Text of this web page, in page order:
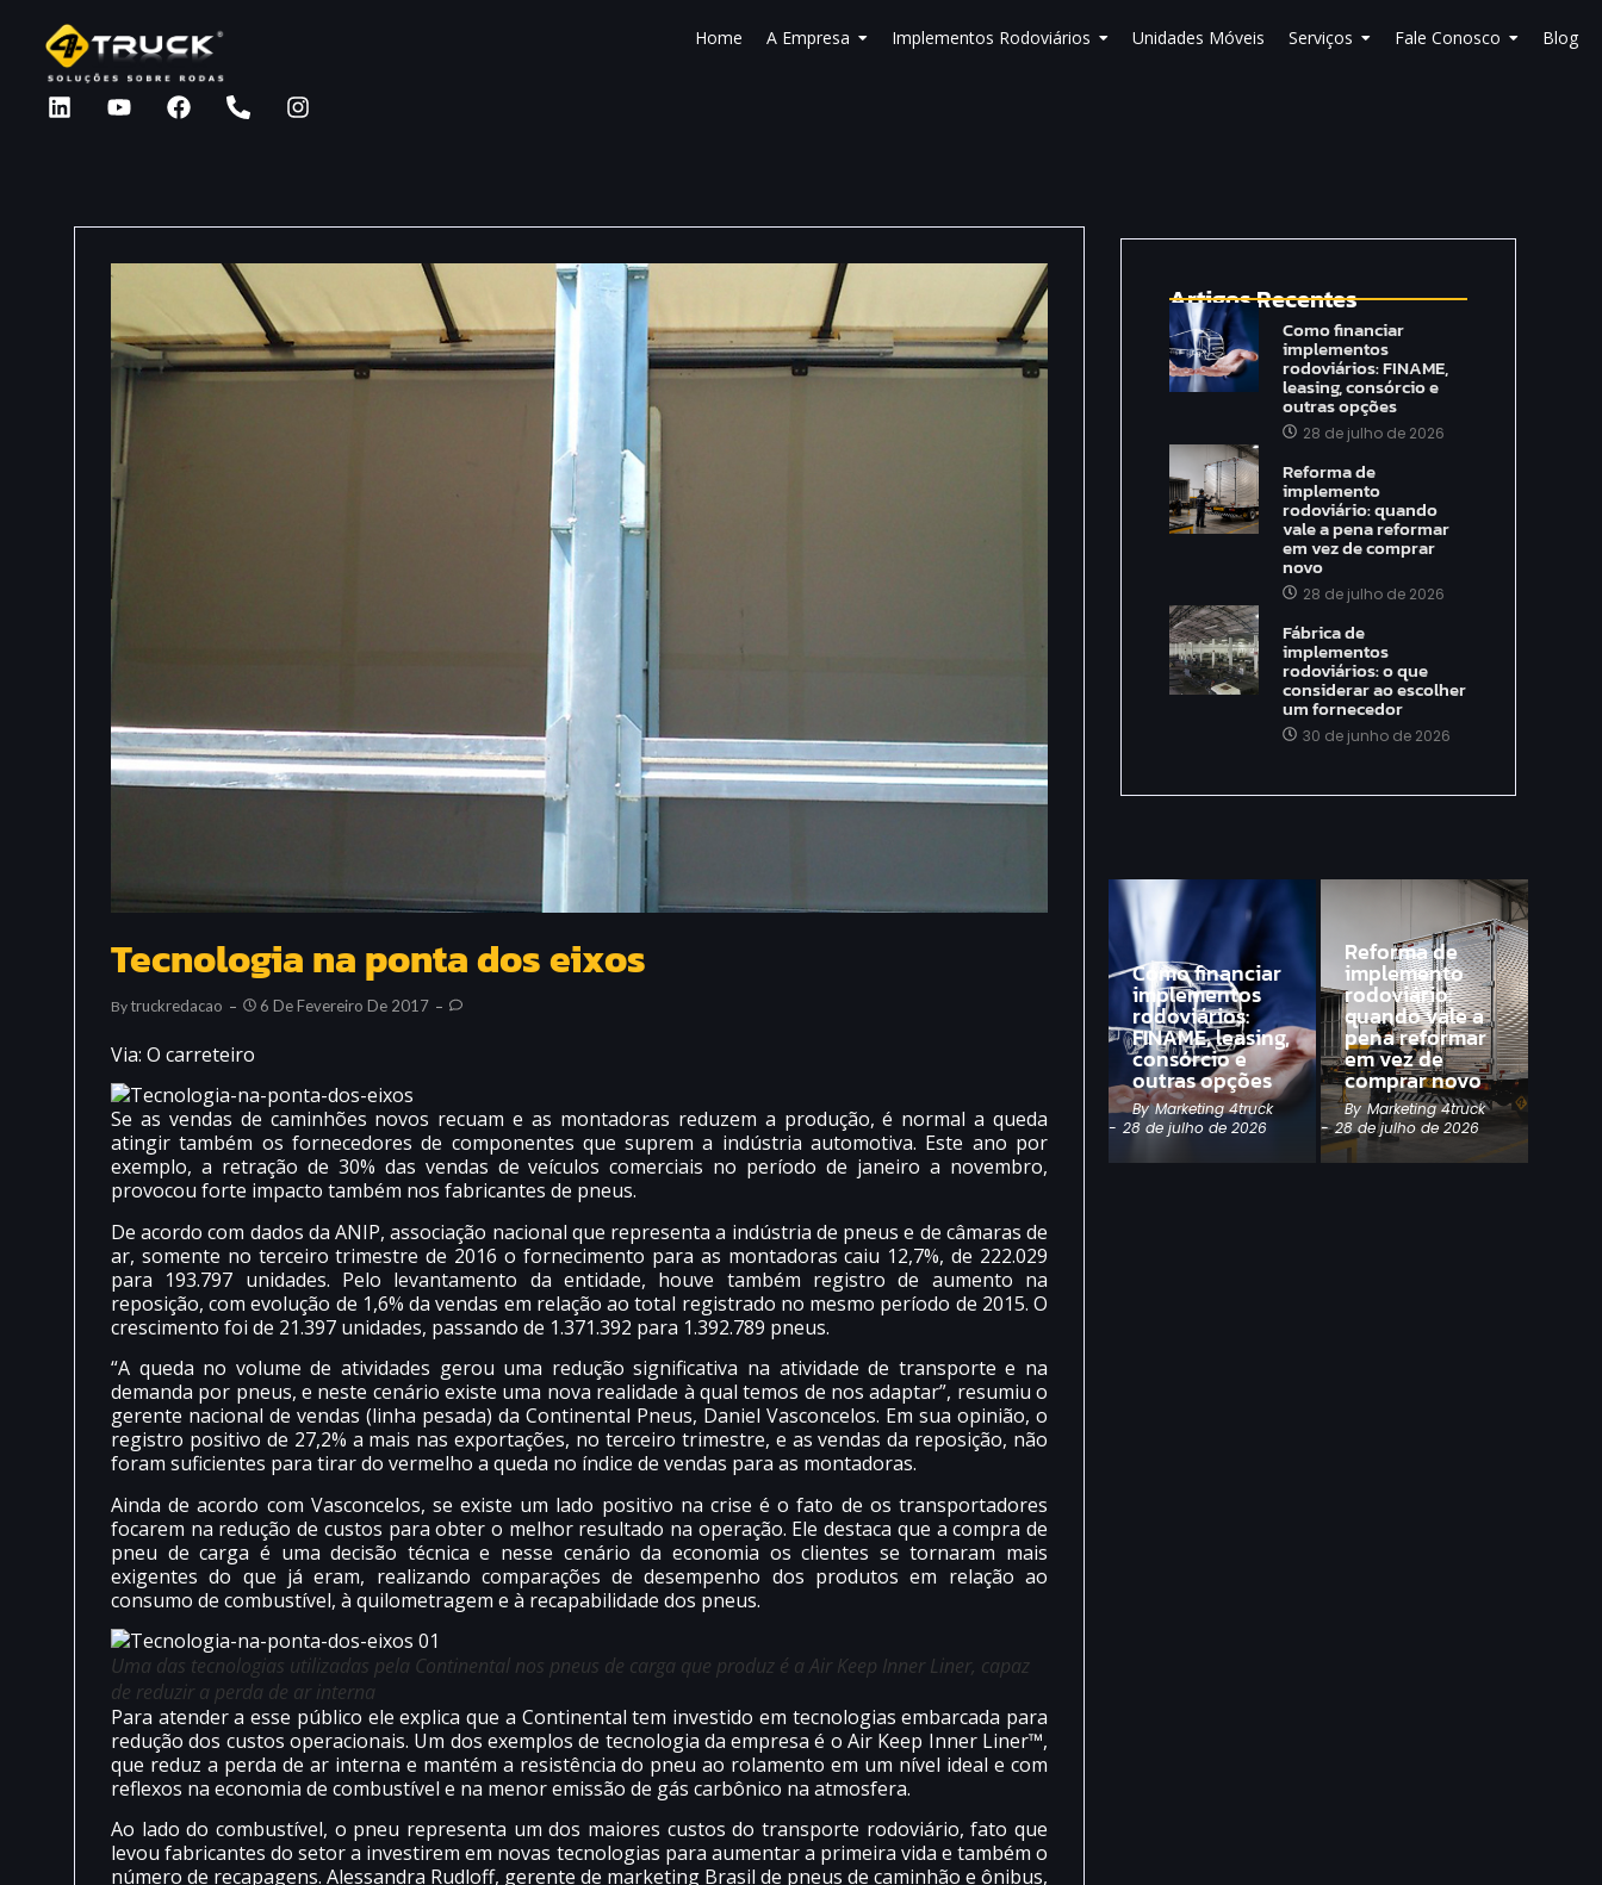
Home A Empresa Implementos Rodoviários Unidades Móveis Serviços Fale Conosco Blog
Tecnologia na ponta dos eixos
ByTruckredacao 6 De Fevereiro De 2017
Via: O carreteiro
Se as vendas de caminhões novos recuam e as montadoras reduzem a produção, é normal a queda
atingir também os fornecedores de componentes que suprem a indústria automotiva. Este ano por
exemplo, a retração de 30% das vendas de veículos comerciais no período de janeiro a novembro,
provocou forte impacto também nos fabricantes de pneus.
De acordo com dados da ANIP, associação nacional que representa a indústria de pneus e de câmaras de
ar, somente no terceiro trimestre de 2016 o fornecimento para as montadoras caiu 12,7%, de 222.029
para 193.797 unidades. Pelo levantamento da entidade, houve também registro de aumento na
reposição, com evolução de 1,6% da vendas em relação ao total registrado no mesmo período de 2015. O
crescimento foi de 21.397 unidades, passando de 1.371.392 para 1.392.789 pneus.
“A queda no volume de atividades gerou uma redução significativa na atividade de transporte e na
demanda por pneus, e neste cenário existe uma nova realidade à qual temos de nos adaptar”, resumiu o
gerente nacional de vendas (linha pesada) da Continental Pneus, Daniel Vasconcelos. Em sua opinião, o
registro positivo de 27,2% a mais nas exportações, no terceiro trimestre, e as vendas da reposição, não
foram suficientes para tirar do vermelho a queda no índice de vendas para as montadoras.
Ainda de acordo com Vasconcelos, se existe um lado positivo na crise é o fato de os transportadores
focarem na redução de custos para obter o melhor resultado na operação. Ele destaca que a compra de
pneu de carga é uma decisão técnica e nesse cenário da economia os clientes se tornaram mais
exigentes do que já eram, realizando comparações de desempenho dos produtos em relação ao
consumo de combustível, à quilometragem e à recapabilidade dos pneus.
Uma das tecnologias utilizadas pela Continental nos pneus de carga que produz é a Air Keep Inner Liner, capaz
de reduzir a perda de ar interna
Para atender a esse público ele explica que a Continental tem investido em tecnologias embarcada para
redução dos custos operacionais. Um dos exemplos de tecnologia da empresa é o Air Keep Inner Liner™,
que reduz a perda de ar interna e mantém a resistência do pneu ao rolamento em um nível ideal e com
reflexos na economia de combustível e na menor emissão de gás carbônico na atmosfera.
Ao lado do combustível, o pneu representa um dos maiores custos do transporte rodoviário, fato que
levou fabricantes do setor a investirem em novas tecnologias para aumentar a primeira vida e também o
número de recapagens. Alessandra Rudloff, gerente de marketing Brasil de pneus de caminhão e ônibus,
Artigos Recentes
Como financiar
implementos
rodoviários: FINAME,
leasing, consórcio e
outras opções
28 de julho de 2026
Reforma de
implemento
rodoviário: quando
vale a pena reformar
em vez de comprar
novo
28 de julho de 2026
Fábrica de
implementos
rodoviários: o que
considerar ao escolher
um fornecedor
30 de junho de 2026
Como financiar
implementos
rodoviários:
FINAME, leasing,
consórcio e
outras opções
By Marketing 4truck
- 28 de julho de 2026
Reforma de
implemento
rodoviário:
quando vale a
pena reformar
em vez de
comprar novo
By Marketing 4truck
- 28 de julho de 2026